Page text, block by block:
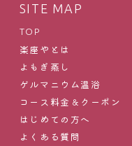
SITE MAP
TOP
楽座やとは
よもぎ蒸し
ゲルマニウム温浴
コース料金＆クーポン
はじめての方へ
よくある質問